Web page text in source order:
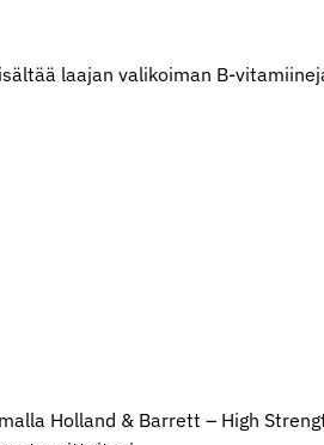
laajan valikoiman B-
Holland & Barrett – High